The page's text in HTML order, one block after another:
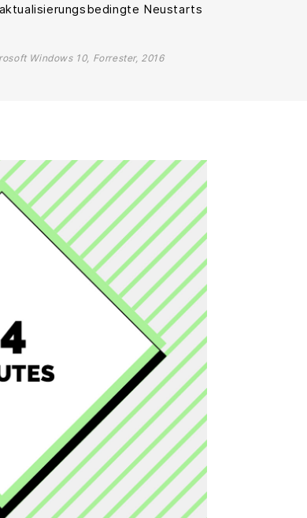
Neustarts
Windows 10, Forrester, 2016